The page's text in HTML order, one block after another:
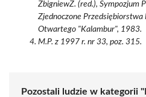
ZbigniewZ. (red.), Sympozjum
Zjednoczone
Otwartego "Kalambur", 1983.
M.P. z 1997 r. nr 33, poz. 315.
Pozostali ludzie w kategorii